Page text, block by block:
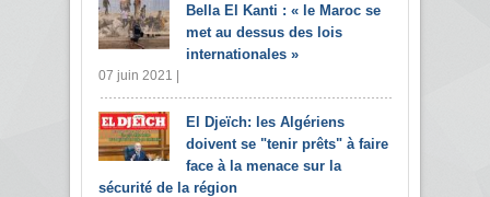
Bella El Kanti : « le Maroc se
met au dessus des lois
internationales »
07 juin 2021 |
El Djeïch: les Algériens
doivent se "tenir prêts" à faire
face à la menace sur la
sécurité de la région